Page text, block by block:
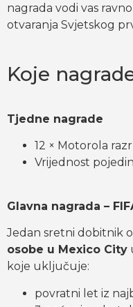
nagrada vodi vas
otvaranja Svjetskog
Koje
Tjedne nagrade
12 × Motorola
Vrijednost
Glavna nagrada –
Jedan sretni dobitnik
osobe u Mexico City
koje uključuje:
povratni let iz